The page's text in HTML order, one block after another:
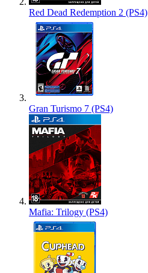
Red Dead Redemption 2 (PS4)
Gran Turismo 7 (PS4)
Mafia: Trilogy (PS4)